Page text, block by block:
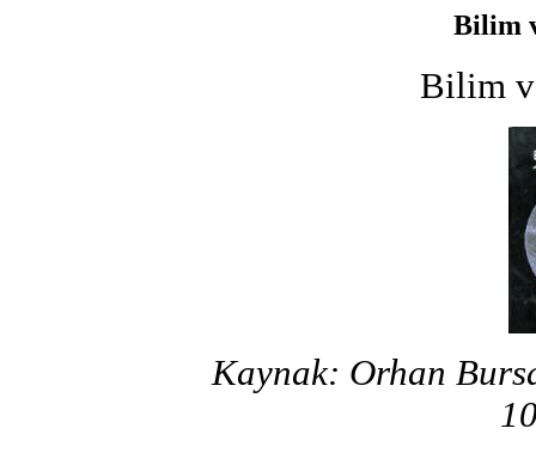
Bilim
Bilim
Kaynak: Orhan